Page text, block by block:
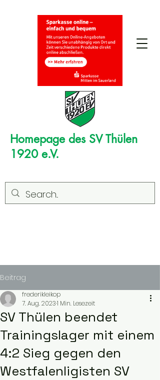
Homepage des SV Thülen
1920 e.V.
Beitrag
SV Thülen beendet
Trainingslager mit einem
4:2 Sieg gegen den
Westfalenligisten SV
frederikleikop
7. Aug. 20231 Min. Lesezeit